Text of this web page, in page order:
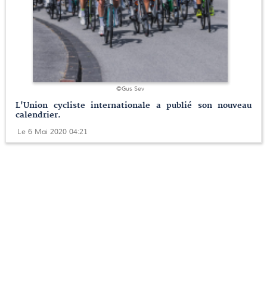
©Gus Sev
L'Union cycliste internationale a publié son nouveau
calendrier.
Le 6 Mai 2020 04:21